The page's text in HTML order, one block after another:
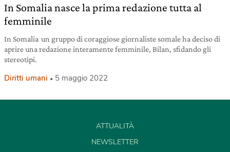
In Somalia nasce la prima redazione tutta al
femminile
In Somalia un gruppo di coraggiose giornaliste somale ha deciso di
aprire una redazione interamente femminile, Bilan, sfidando gli
stereotipi.
Diritti umani 5 maggio 2022
ATTUALITÀ
NEWSLETTER